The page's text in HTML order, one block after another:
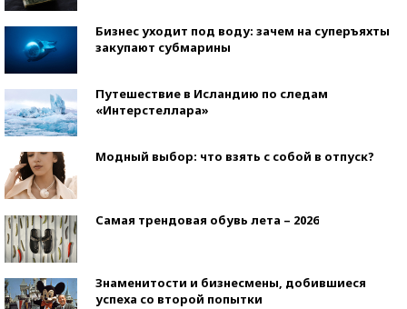
Бизнес уходит под воду: зачем на суперъяхты
закупают субмарины
Путешествие в Исландию по следам
«Интерстеллара»
Модный выбор: что взять с собой в отпуск?
Самая трендовая обувь лета – 2026
Знаменитости и бизнесмены, добившиеся
успеха со второй попытки